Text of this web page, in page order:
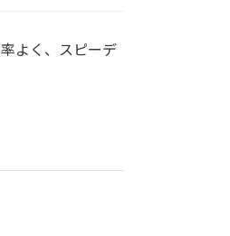
よく、スピーデ